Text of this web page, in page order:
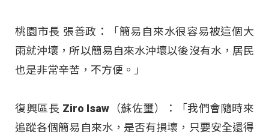
桃園市長 張善政：「簡易自來水很容易被這個大
雨就沖壞，所以簡易自來水沖壞以後沒有水，居民
也是非常辛苦，不方便。」
復興區長 Ziro Isaw（蘇佐璽）：「我們會隨時來
追蹤各個簡易自來水，是否有損壞，只要安全還得